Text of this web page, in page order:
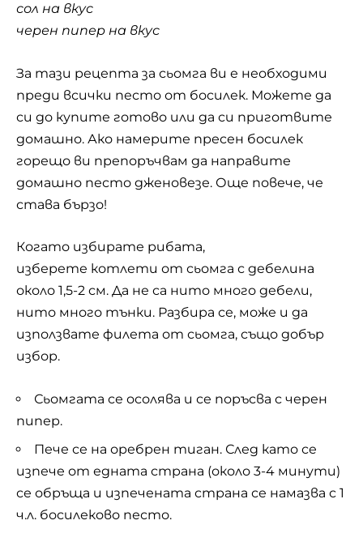
сол на вкус
черен пипер на вкус
За тази рецепта за сьомга ви е необходими
преди всички песто от босилек. Можете да
си до купите готово или да си приготвите
домашно. Ако намерите пресен босилек
горещо ви препоръчвам да направите
домашно песто дженовезе. Още повече, че
става бързо!
Когато избирате рибата,
изберете котлети от сьомга с дебелина
около 1,5-2 см. Да не са нито много дебели,
нито много тънки. Разбира се, може и да
използвате филета от сьомга, също добър
избор.
Сьомгата се осолява и се поръсва с черен
пипер.
Пече се на оребрен тиган. След като се
изпече от едната страна (около 3-4 минути)
се обръща и изпечената страна се намазва с 1
ч.л. босилеково песто.